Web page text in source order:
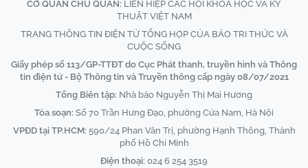
CƠ QUAN CHỦ QUẢN: LIÊN HIỆP CÁC HỘI KHOA HỌC VÀ KỸ
THUẬT VIỆT NAM
TRANG THÔNG TIN ĐIỆN TỬ TỔNG HỢP CỦA BÁO TRI THỨC VÀ
CUỘC SỐNG
Giấy phép số 113/GP-TTĐT do Cục Phát thanh, truyền hình và Thông
tin điện tử - Bộ Thông tin và Truyền thông cấp ngày 08/07/2021
Tổng Biên tập: Nhà báo Nguyễn Thị Mai Hương
Tòa soạn: Số 70 Trần Hưng Đạo, phường Cửa Nam, Hà Nội
VPĐD tại TP.HCM: 590/24 Phan Văn Trị, phường Hạnh Thông, Thành
phố Hồ Chí Minh
Điện thoại: 024 6 254 3519